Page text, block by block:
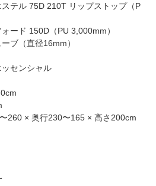
ステル 75D 210T リップストップ（P
ード 150D（PU 3,000mm）
ブ（直径16mm）
センシャル
260 × 奥行230〜165 × 高さ200cm